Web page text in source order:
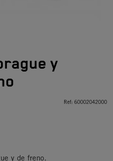
y
Ref: 60002042000
y de freno.